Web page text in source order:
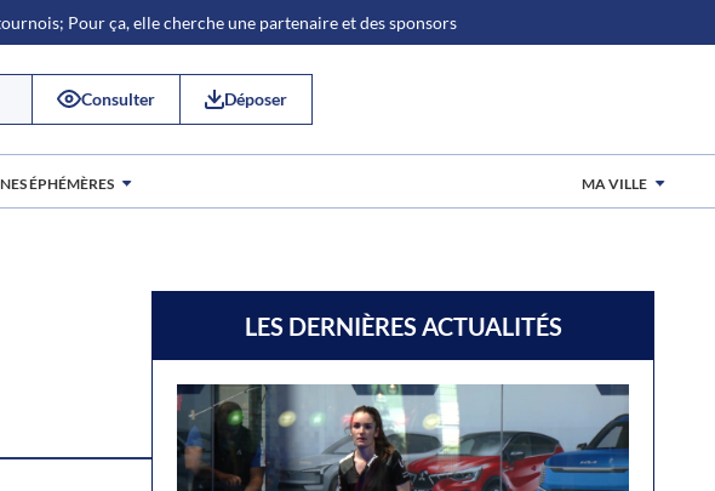
Pour ça, elle cherche une partenaire et des sponsors
Consulter Déposer
ÉPHÉMÈRES MA VILLE
LES DERNIÈRES ACTUALITÉS